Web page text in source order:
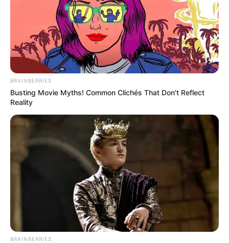
Esta joven
policia despues de
su servicio la
graban teni… Ver
más
BRAINBERRIES
Busting Movie Myths! Common Clichés That Don't Reflect
Reality
BRAINBERRIES